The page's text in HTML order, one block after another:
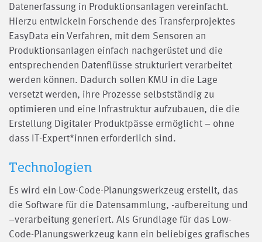
Datenerfassung in Produktionsanlagen vereinfacht.
Hierzu entwickeln Forschende des Transferprojektes
EasyData ein Verfahren, mit dem Sensoren an
Produktionsanlagen einfach nachgerüstet und die
entsprechenden Datenflüsse strukturiert verarbeitet
werden können. Dadurch sollen KMU in die Lage
versetzt werden, ihre Prozesse selbstständig zu
optimieren und eine Infrastruktur aufzubauen, die die
Erstellung Digitaler Produktpässe ermöglicht – ohne
dass IT-Expert*innen erforderlich sind.
Technologien
Es wird ein Low-Code-Planungswerkzeug erstellt, das
die Software für die Datensammlung, -aufbereitung und
–verarbeitung generiert. Als Grundlage für das Low-
Code-Planungswerkzeug kann ein beliebiges grafisches